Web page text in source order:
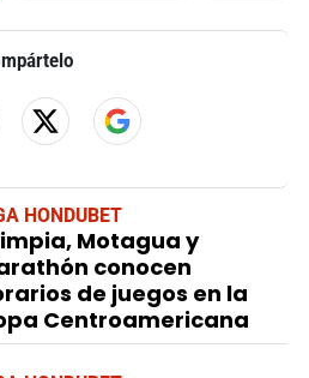
HONDUBET
Motagua y
conocen
de juegos en la
Centroamericana